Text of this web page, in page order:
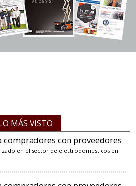
MÁS VISTO
compradores con proveedores
en el sector de electrodomésticos en